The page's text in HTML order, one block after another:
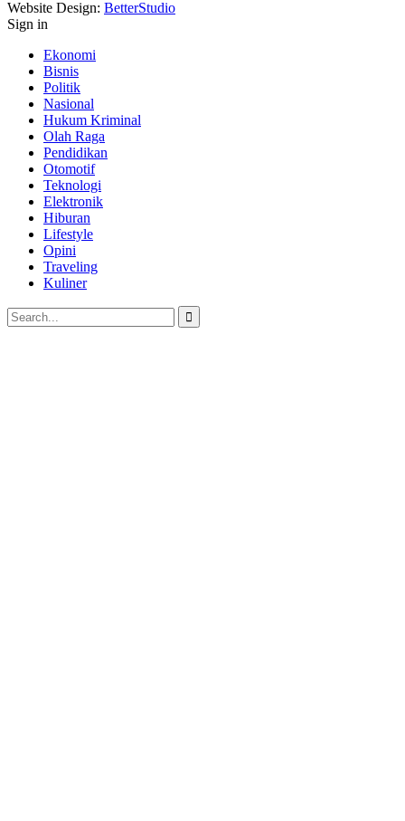
Website Design: BetterStudio
Sign in
Ekonomi
Bisnis
Politik
Nasional
Hukum Kriminal
Olah Raga
Pendidikan
Otomotif
Teknologi
Elektronik
Hiburan
Lifestyle
Opini
Traveling
Kuliner